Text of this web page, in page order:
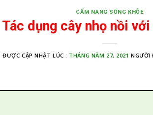
CẨM NANG SỐNG KHỎE
Tác dụng cây nhọ nồi
ĐƯỢC CẬP NHẬT LÚC : THÁNG NĂM 27, 2021 NGƯỜI